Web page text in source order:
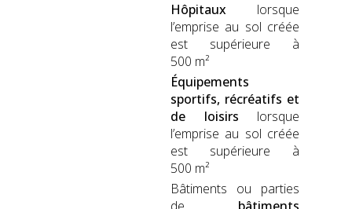
Hôpi­taux lorsque
l’emprise au sol créée
est supérieure à
500 m²
Équipements
sportifs, récréat­ifs et
de loisirs lorsque
l’emprise au sol créée
est supérieure à
500 m²
Bâti­ments ou par­ties